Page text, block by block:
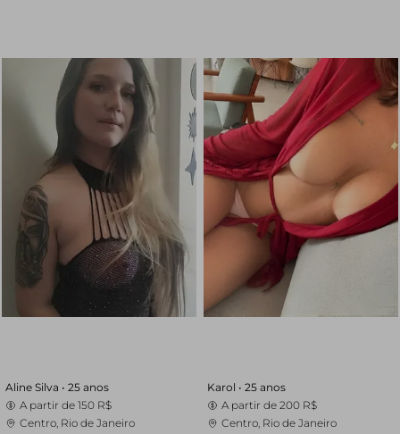
Aline Silva • 25 anos
A partir de 150 R$
Centro, Rio de Janeiro
Karol • 25 anos
A partir de 200 R$
Centro, Rio de Janeiro